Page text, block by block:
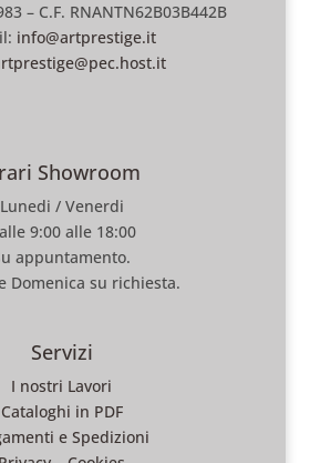
– C.F. RNANTN62B03B442B
info@artprestige.it
Showroom
Lunedi / Venerdi
9:00 alle 18:00
appuntamento.
Domenica su richiesta.
Servizi
I nostri Lavori
Cataloghi in PDF
e Spedizioni